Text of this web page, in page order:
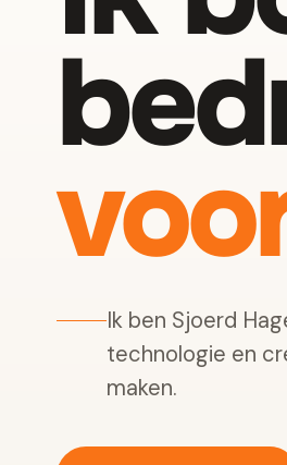
Ik ben Sjoerd
technologie en
maken.